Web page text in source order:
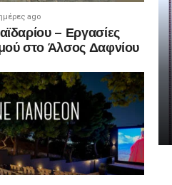
ago
– Εργασίες
στο Άλσος Δαφνίου